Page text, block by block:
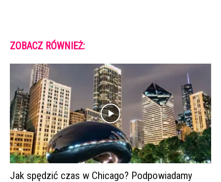
ZOBACZ RÓWNIEŻ:
Jak spędzić czas w Chicago? Podpowiadamy